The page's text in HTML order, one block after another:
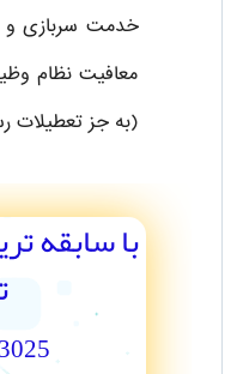
خدمت سربازی و
معافیت نظام
(به جز تعطیلات
با سابقه
021